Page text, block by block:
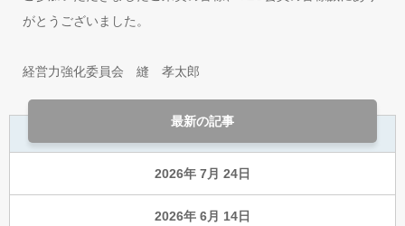
がとうございました。
経営力強化委員会 縫 孝太郎
最新の記事
2026年 7月 24日
2026年 6月 14日